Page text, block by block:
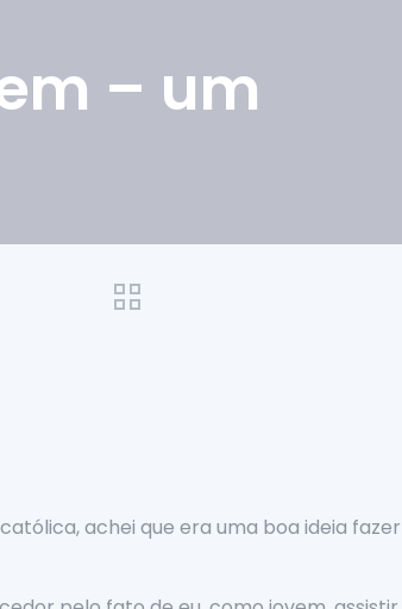
– um
achei que era uma boa ideia